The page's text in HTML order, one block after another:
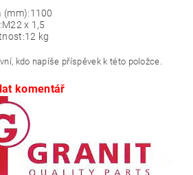
(mm):1100
M22 x 1,5
12 kg
kdo napíše příspěvek k této položce.
komentář